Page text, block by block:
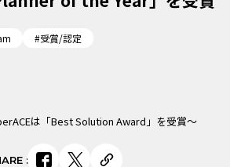
#受賞/認定
は「Best Solution Award」を受賞～
: